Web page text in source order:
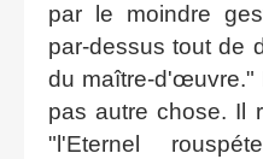
par le moindre
par-dessus tout de
du maître-d'œuvre."
pas autre chose. Il
"l'Eternel